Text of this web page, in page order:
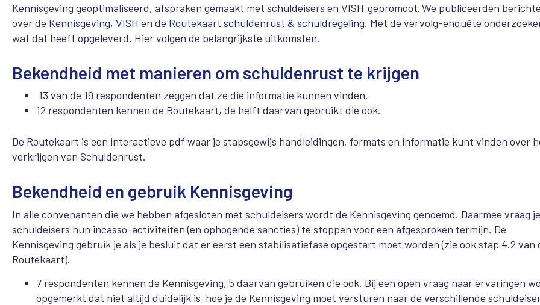
Kennisgeving geoptimaliseerd, afspraken gemaakt met schuldeisers en VISH gepromoot. We publiceerden
over de Kennisgeving, VISH en de Routekaart schuldenrust & schuldregeling. Met de vervolg-enquête
wat dat heeft opgeleverd. Hier volgen de belangrijkste uitkomsten.
Bekendheid met manieren om schuldenrust te krijgen
13 van de 19 respondenten zeggen dat ze die informatie kunnen vinden.
12 respondenten kennen de Routekaart, de helft daarvan gebruikt die ook.
De Routekaart is een interactieve pdf waar je stapsgewijs handleidingen, formats en informatie kunt vinden over
verkrijgen van Schuldenrust.
Bekendheid en gebruik Kennisgeving
In alle convenanten die we hebben afgesloten met schuldeisers wordt de Kennisgeving genoemd. Daarmee vraag
schuldeisers hun incasso-activiteiten (en ophogende sancties) te stoppen voor een afgesproken termijn. De
Kennisgeving gebruik je als je besluit dat er eerst een stabilisatiefase opgestart moet worden (zie ook stap 4.2 van
Routekaart).
7 respondenten kennen de Kennisgeving, 5 daarvan gebruiken die ook. Bij een open vraag naar ervaringen
opgemerkt dat niet altijd duidelijk is hoe je de Kennisgeving moet versturen naar de verschillende